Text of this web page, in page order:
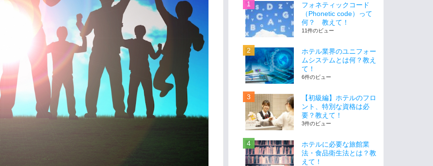
フォネティックコード
（Phonetic code）って
何？ 教えて！
11件のビュー
ホテル業界のユニフォー
ムシステムとは何？教え
て！
6件のビュー
【初級編】ホテルのフロ
ント、特別な資格は必
要？教えて！
3件のビュー
ホテルに必要な旅館業
法・食品衛生法とは？教
えて！